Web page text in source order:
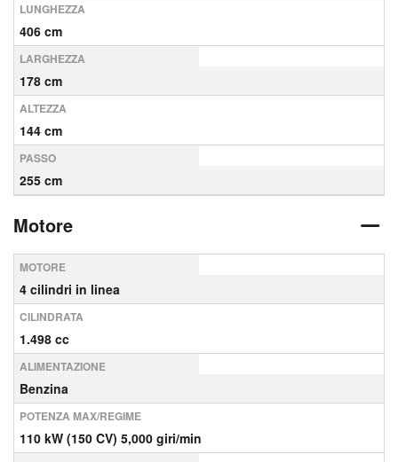
LUNGHEZZA
406 cm
LARGHEZZA
178 cm
ALTEZZA
144 cm
PASSO
255 cm
Motore
MOTORE
4 cilindri in linea
CILINDRATA
1.498 cc
ALIMENTAZIONE
Benzina
POTENZA MAX/REGIME
110 kW (150 CV) 5,000 giri/min